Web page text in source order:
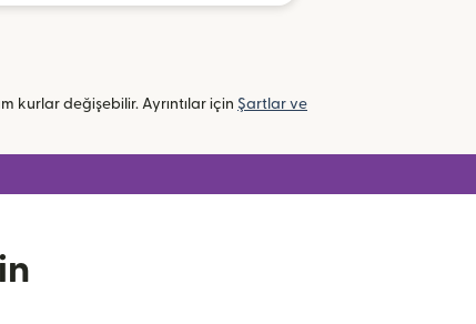
kurlar değişebilir. Ayrıntılar için Şartlar ve